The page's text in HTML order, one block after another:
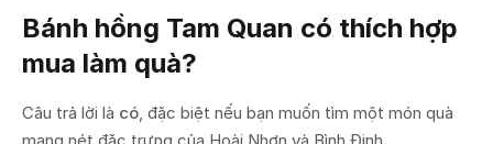
Bánh hồng Tam Quan có thích hợp
mua làm quà?
Câu trả lời là có , đặc biệt nếu bạn muốn tìm một món quà
mang nét đặc trưng của Hoài Nhơn và Bình Định.